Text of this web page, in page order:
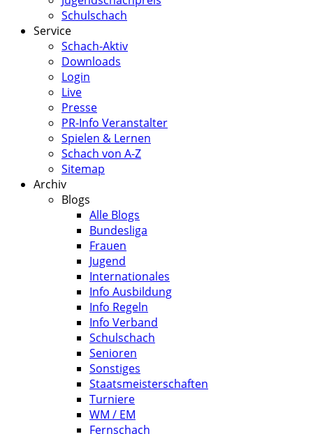
Schulschach
Service
Schach-Aktiv
Downloads
Login
Live
Presse
PR-Info Veranstalter
Spielen & Lernen
Schach von A-Z
Sitemap
Archiv
Blogs
Alle Blogs
Bundesliga
Frauen
Jugend
Internationales
Info Ausbildung
Info Regeln
Info Verband
Schulschach
Senioren
Sonstiges
Staatsmeisterschaften
Turniere
WM / EM
Fernschach